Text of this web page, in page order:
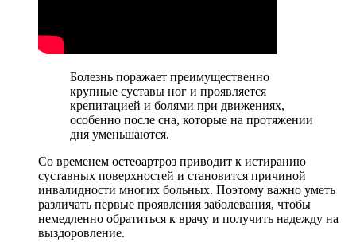
Болезнь поражает преимущественно
крупные суставы ног и проявляется
крепитацией и болями при движениях,
особенно после сна, которые на протяжении
дня уменьшаются.
Со временем остеоартроз приводит к истиранию
суставных поверхностей и становится причиной
инвалидности многих больных. Поэтому важно уметь
различать первые проявления заболевания, чтобы
немедленно обратиться к врачу и получить надежду на
выздоровление.